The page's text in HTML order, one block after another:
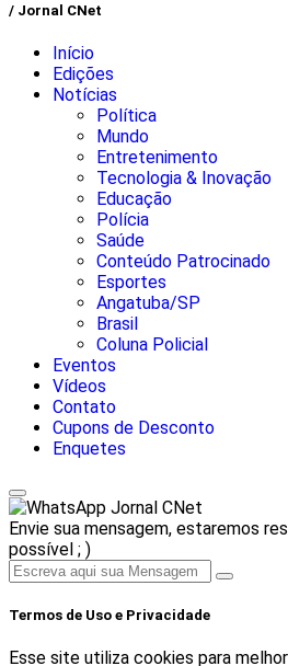
/ Jornal CNet
Início
Edições
Notícias
Política
Mundo
Entretenimento
Tecnologia & Inovação
Educação
Polícia
Saúde
Conteúdo Patrocinado
Esportes
Angatuba/SP
Brasil
Coluna Policial
Eventos
Vídeos
Contato
Cupons de Desconto
Enquetes
Jornal CNet
Envie sua mensagem, estaremos
possível ; )
Termos de Uso e Privacidade
Esse site utiliza cookies para